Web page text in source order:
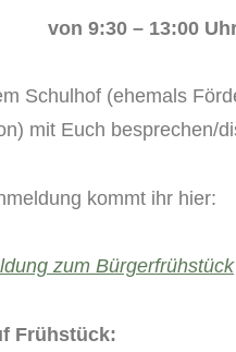
von 9:30 – 13:00
Schulhof (ehemals
mit Euch besprechen/
kommt ihr hier:
zum Bürgerfrühstück
Frühstück: